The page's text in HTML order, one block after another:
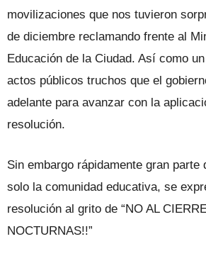
movilizaciones que nos tuvieron
de diciembre reclamando frente al
Educación de la Ciudad. Así como
actos públicos truchos que el
adelante para avanzar con la
resolución.
Sin embargo rápidamente gran parte
solo la comunidad educativa, se
resolución al grito de “NO AL
NOCTURNAS!!”